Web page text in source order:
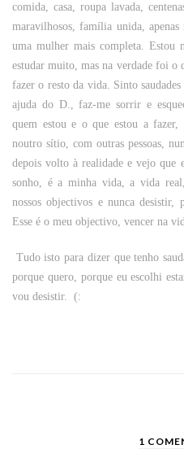
comida, casa, roupa lavada,
maravilhosos, família unida, apenas
uma mulher mais completa. Estou
estudar muito, mas na verdade foi o
fazer o resto da vida. Sinto
ajuda do D., faz-me sorrir e
quem estou e o que estou a fazer,
noutro sítio, com outras pessoas,
depois volto à realidade e vejo que
sonho, é a minha vida, a vida
nossos objectivos e nunca desistir,
Esse é o meu objectivo, vencer na
Tudo isto para dizer que tenho
porque quero, porque eu escolhi
vou desistir. (:
1